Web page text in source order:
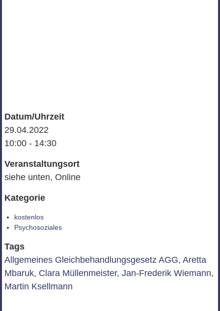
Datum/Uhrzeit
29.04.2022
10:00 - 14:30
Veranstaltungsort
siehe unten, Online
Kategorie
kostenlos
Psychosoziales
Tags
Allgemeines Gleichbehandlungsgesetz AGG, Aretta
Mbaruk, Clara Müllenmeister, Jan-Frederik Wiemann,
Martin Ksellmann